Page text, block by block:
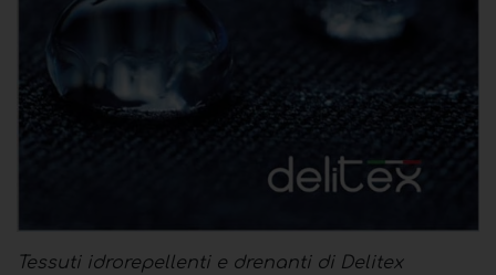
Tessuti idrorepellenti e drenanti di Delitex